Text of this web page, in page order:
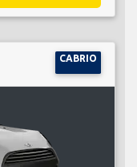
CABRIO